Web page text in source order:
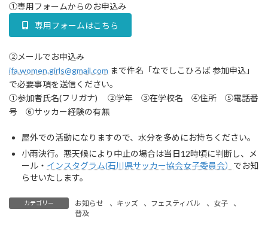
①専用フォームからのお申込み
専用フォームはこちら
②メールでお申込み
ifa.women.girls@gmail.com まで件名「なでしこひろば 参加申込」
で必要事項を送信ください。
①参加者氏名(フリガナ) ②学年 ③在学校名 ④住所 ⑤電話番
号 ⑥サッカー経験の有無
屋外での活動になりますので、水分を多めにお持ちください。
小雨決行。悪天候により中止の場合は当日12時頃に判断し、メ
ール・ インスタグラム(石川県サッカー協会女子委員会） でお知
らせいたします。
カテゴリー お知らせ 、 キッズ 、 フェスティバル 、 女子
、
普及